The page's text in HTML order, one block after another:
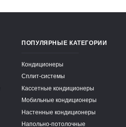
ПОПУЛЯРНЫЕ КАТЕГОРИИ
Кондиционеры
Сплит-системы
Кассетные кондиционеры
Мобильные кондиционеры
Настенные кондиционеры
Напольно-потолочные